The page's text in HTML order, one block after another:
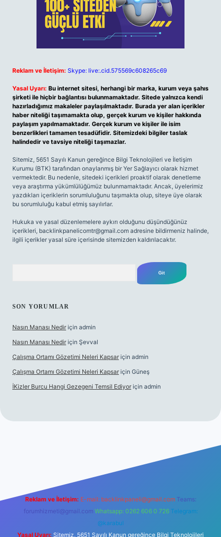
Reklam ve İletişim: Skype: live:.cid.575569c608265c69
Yasal Uyarı: Bu internet sitesi, herhangi bir marka, kurum veya şahıs
şirketi ile hiçbir bağlantısı bulunmamaktadır. Sitede yalnızca kendi
hazırladığımız makaleler paylaşılmaktadır. Burada yer alan içerikler
haber niteliği taşımamakta olup, gerçek kurum ve kişiler hakkında
paylaşım yapılmamaktadır. Gerçek kurum ve kişiler ile isim
benzerlikleri tamamen tesadüfidir. Sitemizdeki bilgiler taslak
halindedir ve tavsiye niteliği taşımazlar.
Sitemiz, 5651 Sayılı Kanun gereğince Bilgi Teknolojileri ve İletişim
Kurumu (BTK) tarafından onaylanmış bir Yer Sağlayıcı olarak hizmet
vermektedir. Bu nedenle, sitedeki içerikleri proaktif olarak denetleme
veya araştırma yükümlülüğümüz bulunmamaktadır. Ancak, üyelerimiz
yazdıkları içeriklerin sorumluluğunu taşımakta olup, siteye üye olarak
bu sorumluluğu kabul etmiş sayılırlar.
Hukuka ve yasal düzenlemelere aykırı olduğunu düşündüğünüz
içerikleri, backlinkpanelicomtr@gmail.com adresine bildirmeniz halinde,
ilgili içerikler yasal süre içerisinde sitemizden kaldırılacaktır.
SON YORUMLAR
Nasın Manası Nedir için admin
Nasın Manası Nedir için Şevval
Çalışma Ortamı Gözetimi Neleri Kapsar için admin
Çalışma Ortamı Gözetimi Neleri Kapsar için Güneş
İKizler Burcu Hangi Gezegeni Temsil Ediyor için admin
Reklam ve İletişim: E-mail: backlinkpaneli@gmail.com Teams:
forumhizmeti@gmail.com Whatsapp: 0262 606 0 726 Telegram:
@karabul
Yasal Uyarı: Sitemiz, 5651 Sayılı Kanun gereğince Bilgi Teknolojileri